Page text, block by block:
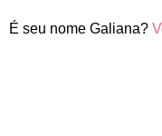
É seu nome Galiana?